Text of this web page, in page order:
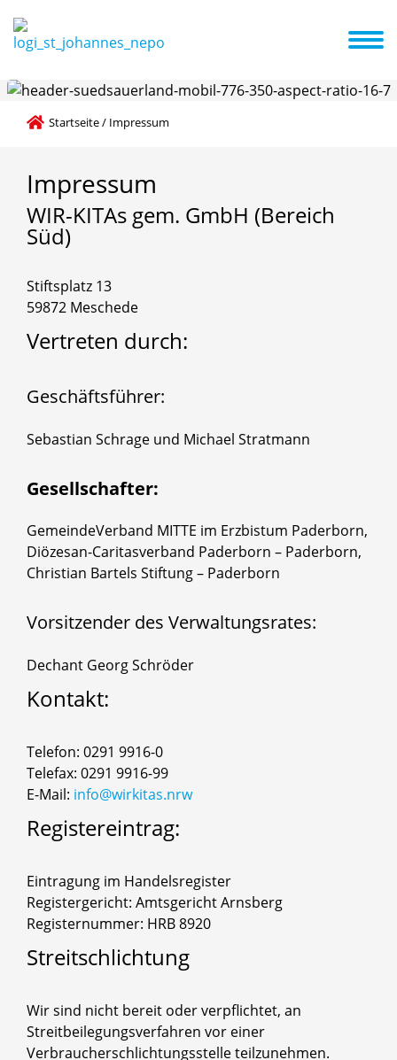
sind wir Erste Schritte in die Kita Aktuelles und Termine
Startseite/ Impressum
Impressum
WIR-KITAs gem. GmbH (Bereich
Süd)
Stiftsplatz 13
59872 Meschede
Vertreten durch:
Geschäftsführer:
Sebastian Schrage und Michael Stratmann
Gesellschafter:
GemeindeVerband MITTE im Erzbistum Paderborn,
Diözesan-Caritasverband Paderborn – Paderborn,
Christian Bartels Stiftung – Paderborn
Vorsitzender des Verwaltungsrates:
Dechant Georg Schröder
Kontakt:
Telefon: 0291 9916-0
Telefax: 0291 9916-99
E-Mail: info@wirkitas.nrw
Registereintrag:
Eintragung im Handelsregister
Registergericht: Amtsgericht Arnsberg
Registernummer: HRB 8920
Streitschlichtung
Wir sind nicht bereit oder verpflichtet, an
Streitbeilegungsverfahren vor einer
Verbraucherschlichtungsstelle teilzunehmen.